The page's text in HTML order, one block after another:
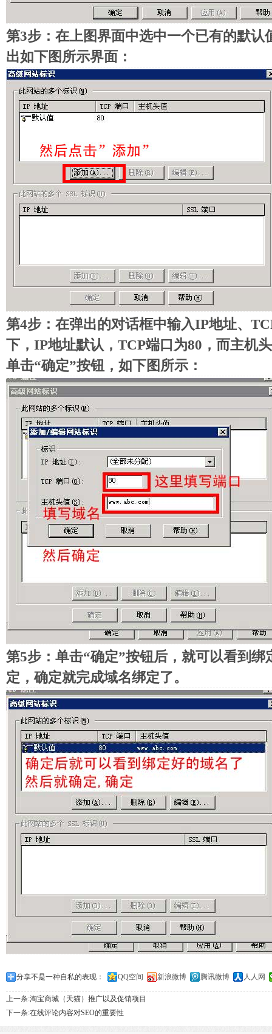
第3步：在上图界面中选中一个已有的默认
出如下图所示界面：
第4步：在弹出的对话框中输入IP地址、
下，IP地址默认，TCP端口为80，而主机
单击“确定”按钮，如下图所示：
第5步：单击“确定”按钮后，就可以看到
定，确定就完成域名绑定了。
分享不是一种自私的表现： QQ空间 新浪微博 腾讯微博 人人网
上一条:淘宝商城（天猫）推广以及促销项目
下一条:在线评论内容对SEO的重要性